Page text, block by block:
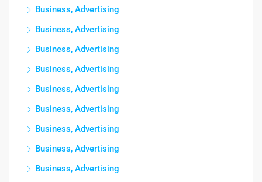
Business, Advertising
Business, Advertising
Business, Advertising
Business, Advertising
Business, Advertising
Business, Advertising
Business, Advertising
Business, Advertising
Business, Advertising